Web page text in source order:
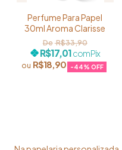
Perfume Para Papel
30ml Aroma Clarisse
R$18,90 -44% OFF
R$33,90
R$17,01comPix